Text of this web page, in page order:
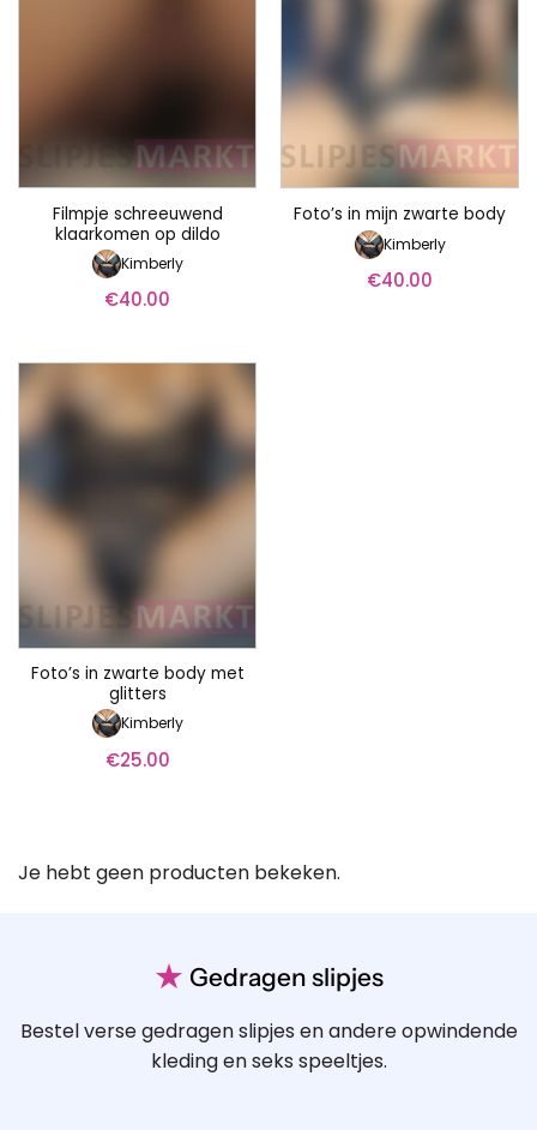
Filmpje schreeuwend
klaarkomen op dildo
Kimberly
€40.00
Foto’s in mijn zwarte body
Kimberly
€40.00
Foto’s in zwarte body met
glitters
Kimberly
€25.00
Je hebt geen producten bekeken.
★ Gedragen slipjes
Bestel verse gedragen slipjes en andere opwindende
kleding en seks speeltjes.